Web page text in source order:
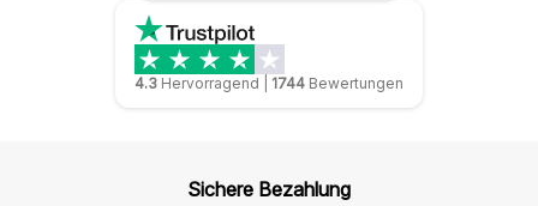
4.3 Hervorragend 1744 Bewertungen
Sichere Bezahlung